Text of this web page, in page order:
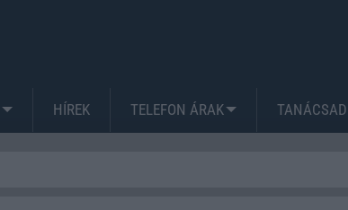
HÍREK TELEFON ÁRAK